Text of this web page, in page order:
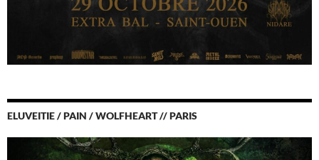
ELUVEITIE / PAIN / WOLFHEART // PARIS